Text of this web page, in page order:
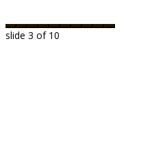
slide 3 of 10